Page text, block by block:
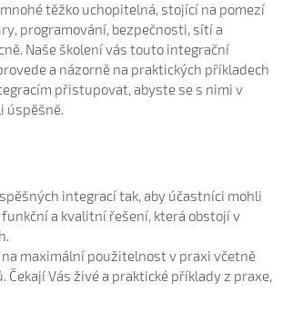
těžko uchopitelná, stojící na pomezí
programování, bezpečnosti, sítí a
Naše školení vás touto integrační
a názorně na praktických příkladech
přistupovat, abyste se s nimi v
úspěšně.
integrací tak, aby účastníci mohli
a kvalitní řešení, která obstojí v
na maximální použitelnost v praxi včetně
Čekají Vás živé a praktické příklady z praxe,